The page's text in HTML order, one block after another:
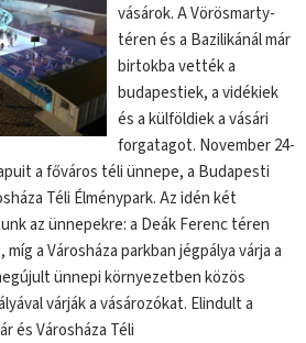
vásárok. A Vörösmarty-
téren és a Bazilikánál már
birtokba vették a
budapestiek, a vidékiek
és a külföldiek a vásári
forgatagot. November 24-
a főváros téli ünnepe, a Budapesti
Téli Élménypark. Az idén két
az ünnepekre: a Deák Ferenc téren
a Városháza parkban jégpálya várja a
ünnepi környezetben közös
várják a vásározókat. Elindult a
és Városháza Téli